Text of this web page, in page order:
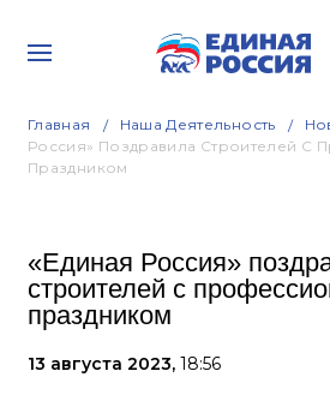
Главная Наша Деятельность
Россия» Поздравила Строителей С
Праздником
«Единая Россия»
строителей с
праздником
13 августа 2023, 18:56